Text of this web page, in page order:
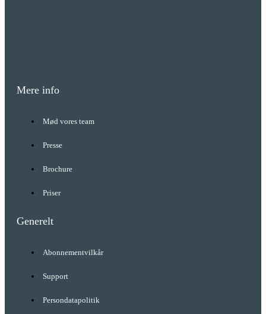
Mere info
Mød vores team
Presse
Brochure
Priser
Generelt
Abonnementvilkår
Support
Persondatapolitik